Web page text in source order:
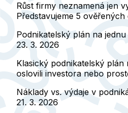
Růst firmy neznamená jen
Představujeme 5
Podnikatelský plán na
23. 3. 2026
Klasický podnikatelský plán
oslovili investora nebo
Náklady vs. výdaje v
21. 3. 2026